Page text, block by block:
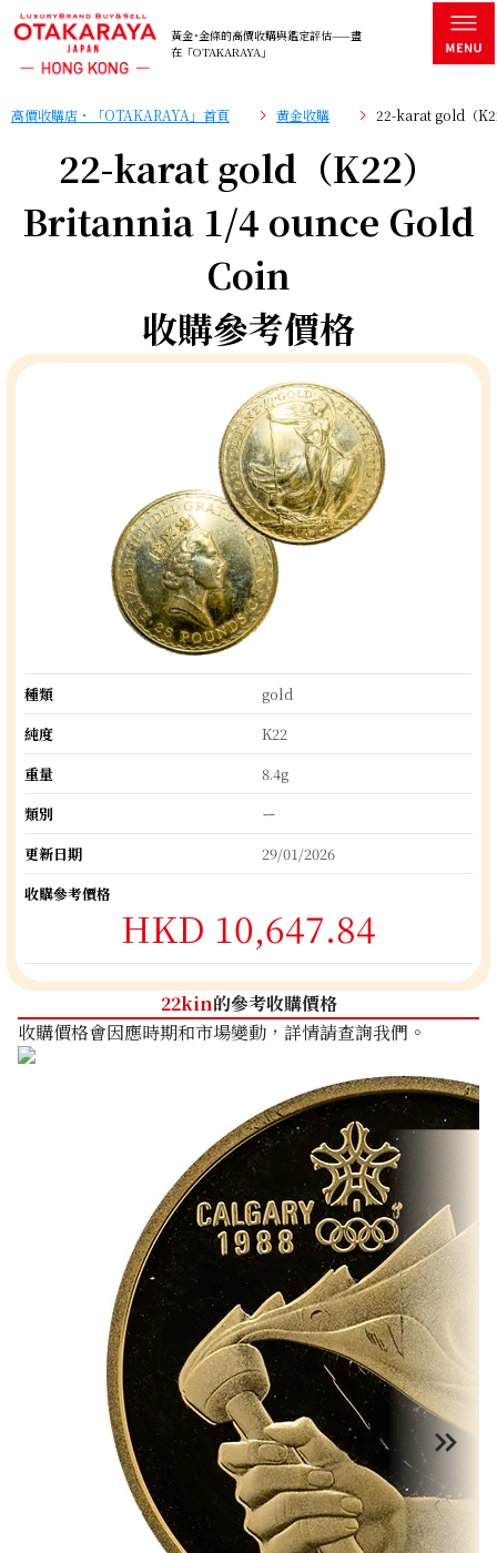
黃金･金條的高價收購與鑑定評估——盡
在「OTAKARAYA」
高價收購店・「OTAKARAYA」首頁 黄金收購 22-karat gold（
22-karat gold（K22）
Britannia 1/4 ounce Gold
Coin
收購參考價格
種類
gold
純度
K22
重量
8.4g
類別
ー
更新日期
29/01/2026
收購參考價格
HKD 10,647.84
22kin的參考收購價格
收購價格會因應時期和市場變動，詳情請查詢我們。